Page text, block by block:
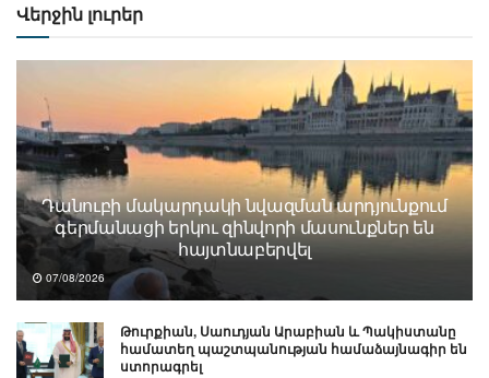
Վերջին լուրեր
Դանուբի մակարդակի նվազման արդյունքում
գերմանացի երկու զինվորի մասունքներ են
հայտնաբերվել
07/08/2026
Թուրքիան, Սաուդյան Արաբիան և Պակիստանը
համատեղ պաշտպանության համաձայնագիր են
ստորագրել